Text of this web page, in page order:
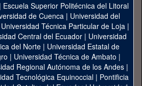
Escuela Superior Politécnica del Litoral
de Cuenca| Universidad del
Universidad Técnica Particular de Loja|
Central del Ecuador| Universidad
del Norte | Universidad Estatal de
| Universidad Técnica de Ambato |
Regional Autónoma de los Andes|
Tecnológica Equinoccial| Pontificia